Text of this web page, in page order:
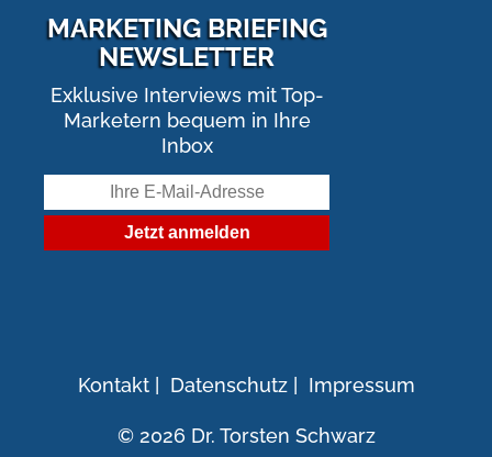
MARKETING BRIEFING
NEWSLETTER
Exklusive Interviews mit Top-
Marketern bequem in Ihre
Inbox
Kontakt | Datenschutz | Impressum
© 2026 Dr. Torsten Schwarz